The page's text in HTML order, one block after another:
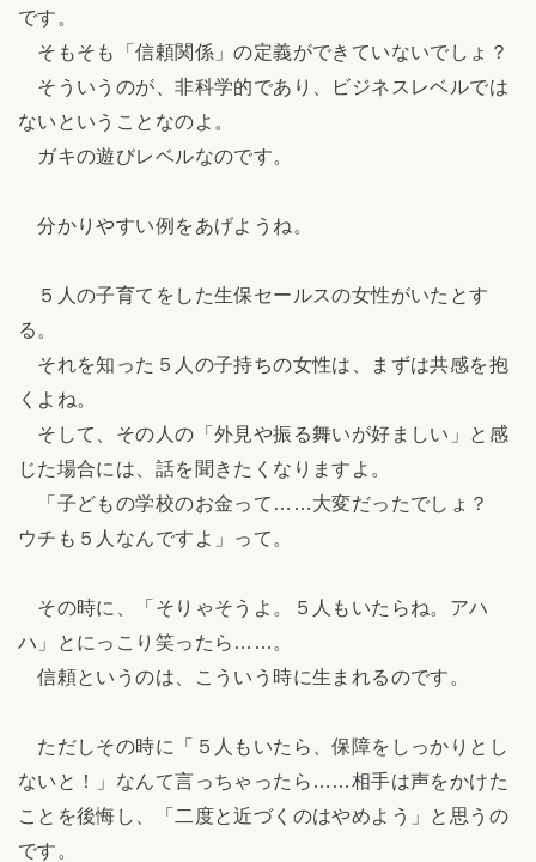
です。
そもそも「信頼関係」の定義ができていないでしょ？
そういうのが、非科学的であり、ビジネスレベルでは
ないということなのよ。
ガキの遊びレベルなのです。
分かりやすい例をあげようね。
５人の子育てをした生保セールスの女性がいたとす
る。
それを知った５人の子持ちの女性は、まずは共感を抱
くよね。
そして、その人の「外見や振る舞いが好ましい」と感
じた場合には、話を聞きたくなりますよ。
「子どもの学校のお金って……大変だったでしょ？
ウチも５人なんですよ」って。
その時に、「そりゃそうよ。５人もいたらね。アハ
ハ」とにっこり笑ったら……。
信頼というのは、こういう時に生まれるのです。
ただしその時に「５人もいたら、保障をしっかりとし
ないと！」なんて言っちゃったら……相手は声をかけた
ことを後悔し、「二度と近づくのはやめよう」と思うの
です。